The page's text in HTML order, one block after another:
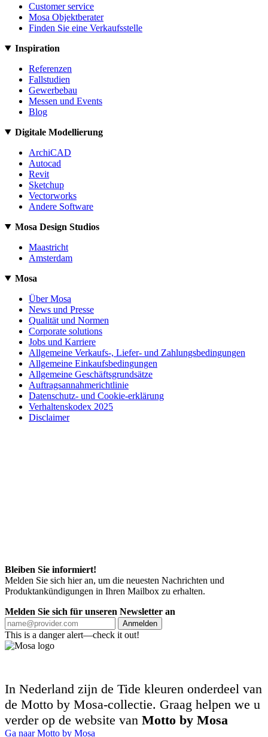
Customer service
Mosa Objektberater
Finden Sie eine Verkaufsstelle
Inspiration
Referenzen
Fallstudien
Gewerbebau
Messen und Events
Blog
Digitale Modellierung
ArchiCAD
Autocad
Revit
Sketchup
Vectorworks
Andere Software
Mosa Design Studios
Maastricht
Amsterdam
Mosa
Über Mosa
News und Presse
Qualität und Normen
Corporate solutions
Jobs und Karriere
Allgemeine Verkaufs-, Liefer- und Zahlungsbedingungen
Allgemeine Einkaufsbedingungen
Allgemeine Geschäftsgrundsätze
Auftragsannahmerichtlinie
Datenschutz- und Cookie-erklärung
Verhaltenskodex 2025
Disclaimer
Bleiben Sie informiert!
Melden Sie sich hier an, um die neuesten Nachrichten und
Produktankündigungen in Ihren Mailbox zu erhalten.
Melden Sie sich für unseren Newsletter an
Anmelden
This is a danger alert—check it out!
In Nederland zijn de Tide kleuren onderdeel van
de Motto by Mosa-collectie. Graag helpen we u
verder op de website van Motto by Mosa
Ga naar Motto by Mosa